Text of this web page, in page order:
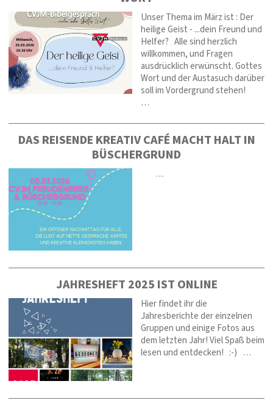
Unser Thema im März ist : Der
heilige Geist - ...dein Freund und
Helfer? Alle sind herzlich
willkommen, und Fragen
ausdrücklich erwünscht. Gottes
Wort und der Austasuch darüber
soll im Vordergrund stehen!
…
DAS REISENDE KREATIV CAFÉ MACHT HALT IN
BÜSCHERGRUND
…
JAHRESHEFT 2025 IST ONLINE
Hier findet ihr die
Jahresberichte der einzelnen
Gruppen und einige Fotos aus
dem letzten Jahr! Viel Spaß beim
lesen und entdecken! :-) …